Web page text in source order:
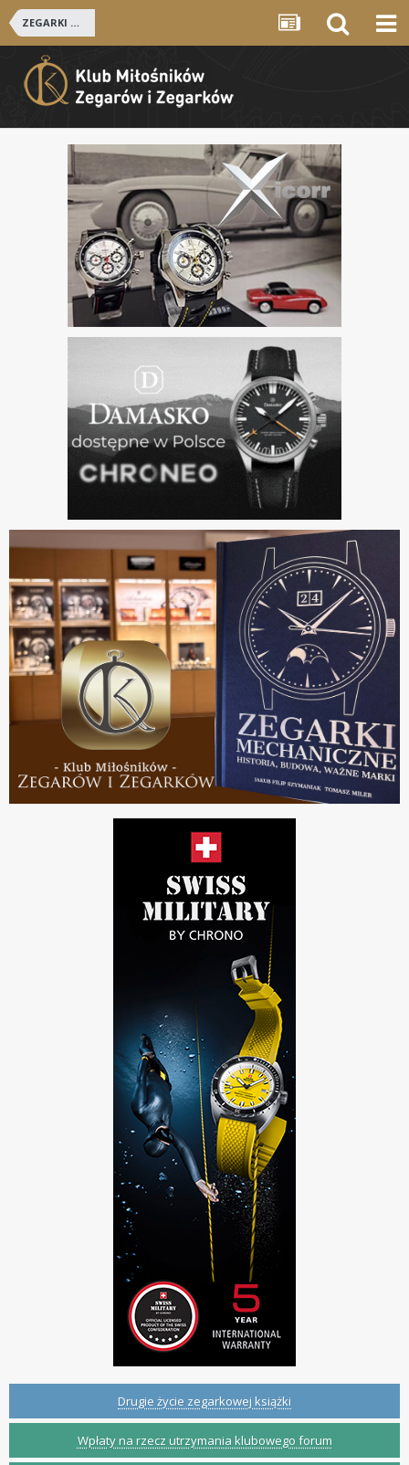
ZEGARKI ROSYJSKIE I RADZIECKIE
Drugie życie zegarkowej książki
Wpłaty na rzecz utrzymania klubowego forum